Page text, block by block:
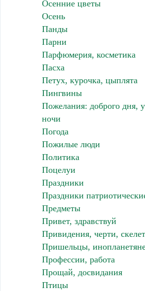
Осенние цветы
Осень
Панды
Парни
Парфюмерия, косметика
Пасха
Петух, курочка, цыплята
Пингвины
Пожелания: доброго дня,
ночи
Погода
Пожилые люди
Политика
Поцелуи
Праздники
Праздники
Предметы
Привет, здравствуй
Привидения, черти,
Пришельцы,
Профессии, работа
Прощай, досвидания
Птицы